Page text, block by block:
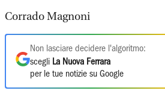
Corrado Magnoni
Non lasciare decidere l'algoritmo:
scegli La Nuova Ferrara
per le tue notizie su Google